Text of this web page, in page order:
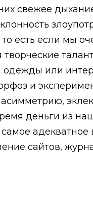
свежее
есть если мы
или
и
деньги из
адекватное
сайтов,